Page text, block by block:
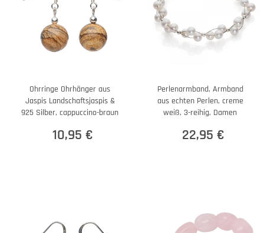
Ohrringe Ohrhänger aus
Jaspis Landschaftsjaspis &
925 Silber, cappuccino-braun
10,95 €
Perlenarmband, Armband
aus echten Perlen, creme
weiß, 3-reihig, Damen
22,95 €